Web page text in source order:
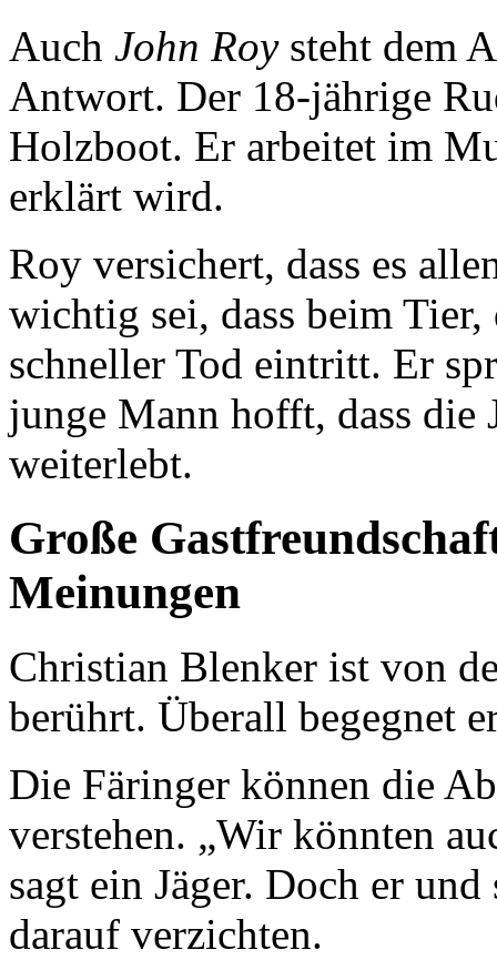
Auch John Roysteht dem
Antwort. Der 18-jährige
Holzboot. Er arbeitet im
erklärt wird.
Roy versichert, dass es
wichtig sei, dass beim
schneller Tod eintritt. Er
junge Mann hofft, dass die
weiterlebt.
Große
Meinungen
Christian Blenker ist von
berührt. Überall begegnet
Die Färinger können die
verstehen. „Wir könnten
sagt ein Jäger. Doch er
darauf verzichten.